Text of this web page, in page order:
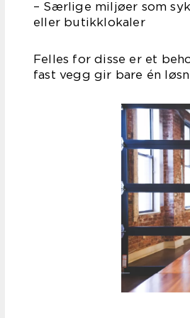
– Særlige miljøer som
eller butikklokaler
Felles for disse er et
fast vegg gir bare én